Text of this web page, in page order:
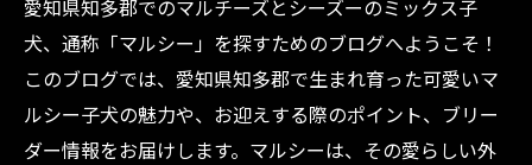
愛知県知多郡でのマルチーズとシーズーのミックス子
犬、通称「マルシー」を探すためのブログへようこそ！
このブログでは、愛知県知多郡で生まれ育った可愛いマ
ルシー子犬の魅力や、お迎えする際のポイント、ブリー
ダー情報をお届けします。マルシーは、その愛らしい外